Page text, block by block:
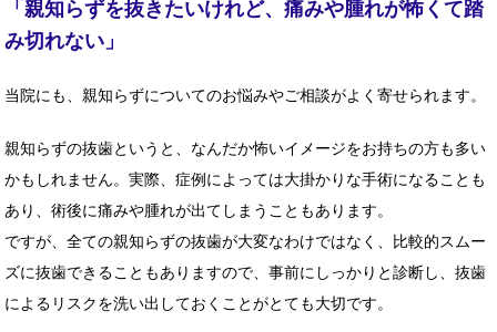
「親知らずを抜きたいけれど、痛みや腫れが怖くて踏
み切れない」
当院にも、親知らずについてのお悩みやご相談がよく寄せられます。
親知らずの抜歯というと、なんだか怖いイメージをお持ちの方も多い
かもしれません。実際、症例によっては大掛かりな手術になることも
あり、術後に痛みや腫れが出てしまうこともあります。
ですが、全ての親知らずの抜歯が大変なわけではなく、比較的スムー
ズに抜歯できることもありますので、事前にしっかりと診断し、抜歯
によるリスクを洗い出しておくことがとても大切です。